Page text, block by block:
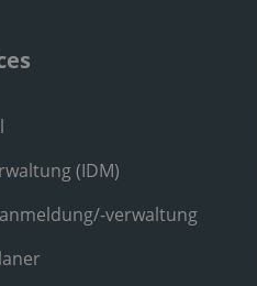
(IDM)
verwaltung